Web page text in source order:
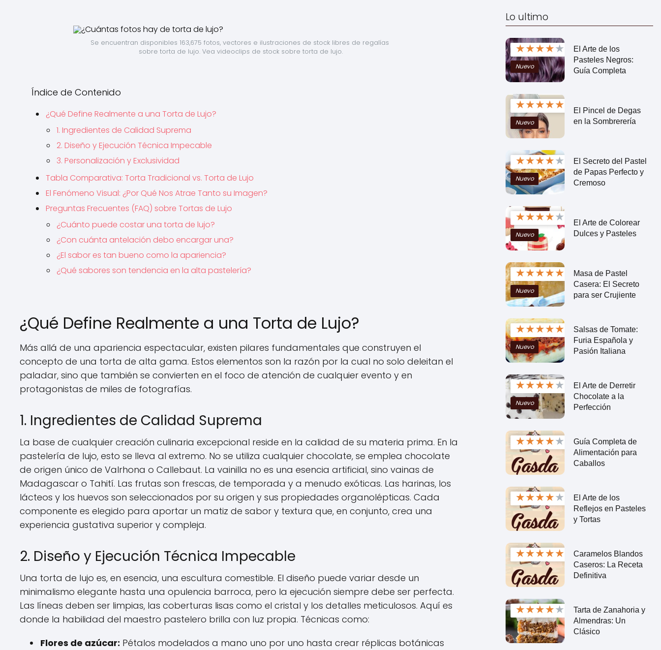
Se encuentran disponibles 163,675 fotos, vectores e ilustraciones de stock libres de regalías
sobre torta de lujo. Vea videoclips de stock sobre torta de lujo.
Índice de Contenido
¿Qué Define Realmente a una Torta de Lujo?
1. Ingredientes de Calidad Suprema
2. Diseño y Ejecución Técnica Impecable
3. Personalización y Exclusividad
Tabla Comparativa: Torta Tradicional vs. Torta de Lujo
El Fenómeno Visual: ¿Por Qué Nos Atrae Tanto su Imagen?
Preguntas Frecuentes (FAQ) sobre Tortas de Lujo
¿Cuánto puede costar una torta de lujo?
¿Con cuánta antelación debo encargar una?
¿El sabor es tan bueno como la apariencia?
¿Qué sabores son tendencia en la alta pastelería?
¿Qué Define Realmente a una Torta de Lujo?
Más allá de una apariencia espectacular, existen pilares fundamentales que construyen el
concepto de una torta de alta gama. Estos elementos son la razón por la cual no solo deleitan el
paladar, sino que también se convierten en el foco de atención de cualquier evento y en
protagonistas de miles de fotografías.
1. Ingredientes de Calidad Suprema
La base de cualquier creación culinaria excepcional reside en la calidad de su materia prima. En la
pastelería de lujo, esto se lleva al extremo. No se utiliza cualquier chocolate, se emplea chocolate
de origen único de Valrhona o Callebaut. La vainilla no es una esencia artificial, sino vainas de
Madagascar o Tahití. Las frutas son frescas, de temporada y a menudo exóticas. Las harinas, los
lácteos y los huevos son seleccionados por su origen y sus propiedades organolépticas. Cada
componente es elegido para aportar un matiz de sabor y textura que, en conjunto, crea una
experiencia gustativa superior y compleja.
2. Diseño y Ejecución Técnica Impecable
Una torta de lujo es, en esencia, una escultura comestible. El diseño puede variar desde un
minimalismo elegante hasta una opulencia barroca, pero la ejecución siempre debe ser perfecta.
Las líneas deben ser limpias, las coberturas lisas como el cristal y los detalles meticulosos. Aquí es
donde la habilidad del maestro pastelero brilla con luz propia. Técnicas como:
Flores de azúcar: Pétalos modelados a mano uno por uno hasta crear réplicas botánicas
Lo ultimo
★★★★★
Nuevo
El Arte de los
Pasteles Negros:
Guía Completa
★★★★★
Nuevo
El Pincel de Degas
en la Sombrerería
★★★★★
Nuevo
El Secreto del Pastel
de Papas Perfecto y
Cremoso
★★★★★
Nuevo
El Arte de Colorear
Dulces y Pasteles
★★★★★
Nuevo
Masa de Pastel
Casera: El Secreto
para ser Crujiente
★★★★★
Nuevo
Salsas de Tomate:
Furia Española y
Pasión Italiana
★★★★★
Nuevo
El Arte de Derretir
Chocolate a la
Perfección
★★★★★
Guía Completa de
Alimentación para
Caballos
★★★★★
El Arte de los
Reflejos en Pasteles
y Tortas
★★★★★
Caramelos Blandos
Caseros: La Receta
Definitiva
★★★★★
Tarta de Zanahoria y
Almendras: Un
Clásico